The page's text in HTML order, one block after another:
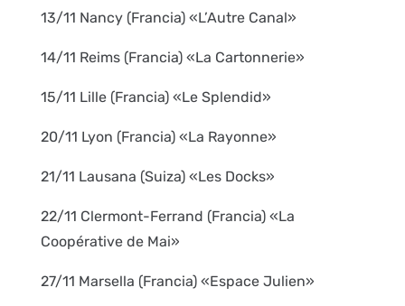
13/11 Nancy (Francia) «L’Autre Canal»
14/11 Reims (Francia) «La Cartonnerie»
15/11 Lille (Francia) «Le Splendid»
20/11 Lyon (Francia) «La Rayonne»
21/11 Lausana (Suiza) «Les Docks»
22/11 Clermont-Ferrand (Francia) «La
Coopérative de Mai»
27/11 Marsella (Francia) «Espace Julien»